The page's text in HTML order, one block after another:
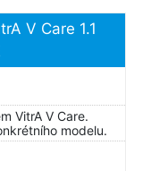
V Care 1.1
VitrA V Care.
modelu.